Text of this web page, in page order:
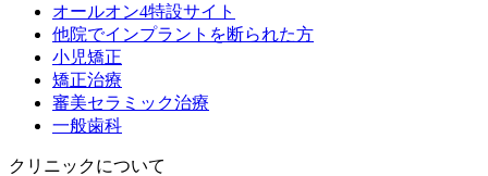
オールオン4特設サイト
他院でインプラントを断られた方
小児矯正
矯正治療
審美セラミック治療
一般歯科
クリニックについて